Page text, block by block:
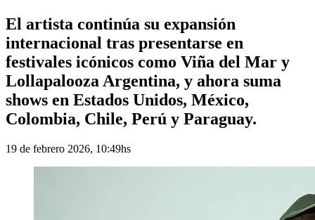
El artista continúa su expansión
internacional tras presentarse en
festivales icónicos como Viña del Mar y
Lollapalooza Argentina, y ahora suma
shows en Estados Unidos, México,
Colombia, Chile, Perú y Paraguay.
19 de febrero 2026, 10:49hs